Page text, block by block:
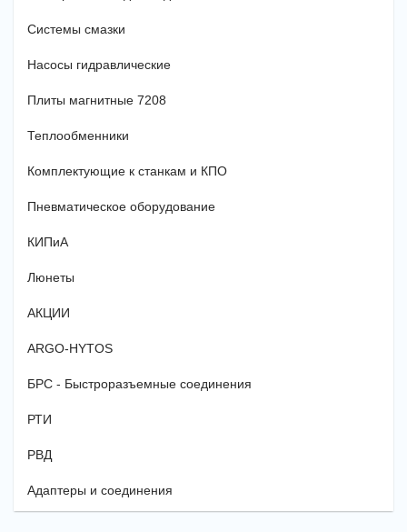
Системы смазки
Насосы гидравлические
Плиты магнитные 7208
Теплообменники
Комплектующие к станкам и КПО
Пневматическое оборудование
КИПиА
Люнеты
АКЦИИ
ARGO-HYTOS
БРС - Быстроразъемные соединения
РТИ
РВД
Адаптеры и соединения